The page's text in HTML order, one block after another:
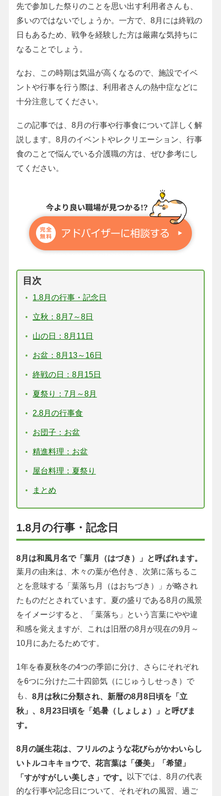
先で参加した祭りのことを思い出す利用者さんも、
多いのではないでしょうか。一方で、8月には終戦の
日もあるため、戦争を経験した方は厳粛な気持ちに
なることでしょう。
なお、この時期は気温が高くなるので、施設でイベ
ントや行事を行う際は、利用者さんの熱中症などに
十分注意してください。
この記事では、8月の行事や行事食について詳しく解
説します。8月のイベントやレクリエーション、行事
食のことで悩んでいる介護職の方は、ぜひ参考にし
てください。
目次
1.8月の行事・記念日
立秋：8月7～8日
山の日：8月11日
お盆：8月13～16日
終戦の日：8月15日
夏祭り：7月～8月
2.8月の行事食
お団子：お盆
精進料理：お盆
屋台料理：夏祭り
まとめ
1.8月の行事・記念日
8月は和風月名で「葉月（はづき）」と呼ばれます。
葉月の由来は、木々の葉が色付き、次第に落ちるこ
とを意味する「葉落ち月（はおちづき）」が略され
たものだとされています。夏の盛りである8月の風景
をイメージすると、「葉落ち」という言葉にやや違
和感を覚えますが、これは旧暦の8月が現在の9月～
10月にあたるためです。
1年を春夏秋冬の4つの季節に分け、さらにそれぞれ
を6つに分けた二十四節気（にじゅうしせっき）で
も、 8月は秋に分類され、新暦の8月8日頃を「立
秋」、8月23日頃を「処暑（しょしょ）」と呼びま
す。
8月の誕生花は、フリルのような花びらがかわいらし
いトルコキキョウで、花言葉は「優美」「希望」
「すがすがしい美しさ」です。 以下では、8月の代表
的な行事や記念日について、それぞれの風習、過ご